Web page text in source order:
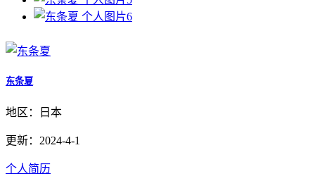
东条夏
地区：日本
更新：2024-4-1
个人简历